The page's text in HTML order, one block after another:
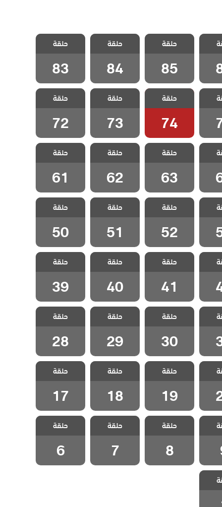
مسلسل وادي
الذئاب الكمين
الحلقة 85
حلقة
85
مسلسل وادي
الذئاب الكمين
الحلقة 84
حلقة
84
مسلسل وادي
الذئاب الكمين
الحلقة 83
حلقة
83
مسلسل وادي
الذئاب الكمين
الحلقة 74
حلقة
74
مسلسل وادي
الذئاب الكمين
الحلقة 73
حلقة
73
مسلسل وادي
الذئاب الكمين
الحلقة 72
حلقة
72
مسلسل وادي
الذئاب الكمين
الحلقة 63
حلقة
63
مسلسل وادي
الذئاب الكمين
الحلقة 62
حلقة
62
مسلسل وادي
الذئاب الكمين
الحلقة 61
حلقة
61
مسلسل وادي
الذئاب الكمين
الحلقة 52
حلقة
52
مسلسل وادي
الذئاب الكمين
الحلقة 51
حلقة
51
مسلسل وادي
الذئاب الكمين
الحلقة 50
حلقة
50
مسلسل وادي
الذئاب الكمين
الحلقة 41
حلقة
41
مسلسل وادي
الذئاب الكمين
الحلقة 40
حلقة
40
مسلسل وادي
الذئاب الكمين
الحلقة 39
حلقة
39
مسلسل وادي
الذئاب الكمين
الحلقة 30
حلقة
30
مسلسل وادي
الذئاب الكمين
الحلقة 29
حلقة
29
مسلسل وادي
الذئاب الكمين
الحلقة 28
حلقة
28
مسلسل وادي
الذئاب الكمين
الحلقة 19
حلقة
19
مسلسل وادي
الذئاب الكمين
الحلقة 18
حلقة
18
مسلسل وادي
الذئاب الكمين
الحلقة 17
حلقة
17
9
مسلسل وادي
الذئاب الكمين
الحلقة 8
حلقة
8
مسلسل وادي
الذئاب الكمين
الحلقة 7
حلقة
7
مسلسل وادي
الذئاب الكمين
الحلقة 6
حلقة
6
1